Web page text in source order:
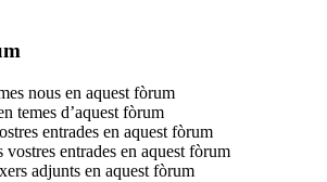
nous en aquest fòrum
temes d’aquest fòrum
entrades en aquest fòrum
vostres entrades en aquest fòrum
adjunts en aquest fòrum